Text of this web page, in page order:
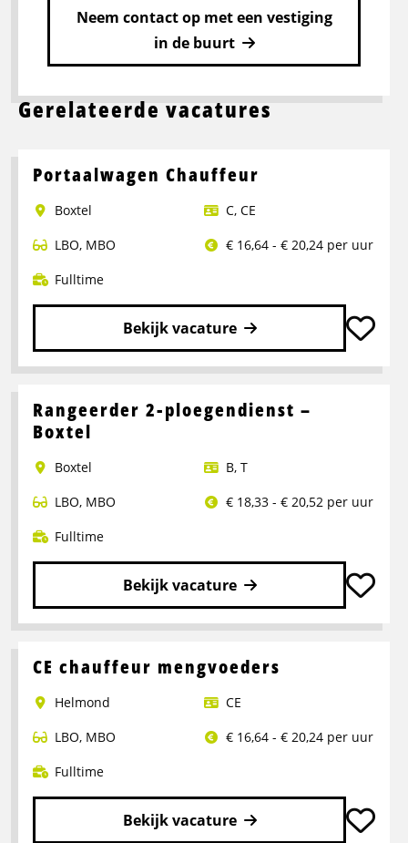
Neem contact op met een vestiging
in de buurt
Gerelateerde vacatures
Portaalwagen Chauffeur
Boxtel C, CE
LBO, MBO
€ 16,64 - € 20,24 per uur
Fulltime
Bekijk vacature
Lees
over
Portaalwagen
Rangeerder 2-ploegendienst –
Boxtel
Boxtel B, T
LBO, MBO
€ 18,33 - € 20,52 per uur
Fulltime
Bekijk vacature
Lees
over
2-
ploegendienst
Boxtel
CE chauffeur mengvoeders
Helmond
CE
LBO, MBO
€ 16,64 - € 20,24 per uur
Fulltime
Bekijk vacature